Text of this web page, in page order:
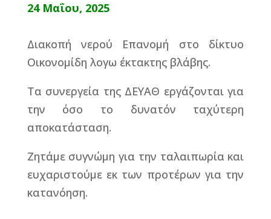
24 Μαΐου, 2025
Διακοπή νερού Επανομή στο δίκτυο
Οικονομίδη λογω έκτακτης βλάβης.
Τα συνεργεία της ΔΕΥΑΘ εργάζονται για
την όσο το δυνατόν ταχύτερη
αποκατάσταση.
Ζητάμε συγνώμη για την ταλαιπωρία και
ευχαριστούμε εκ των προτέρων για την
κατανόηση.